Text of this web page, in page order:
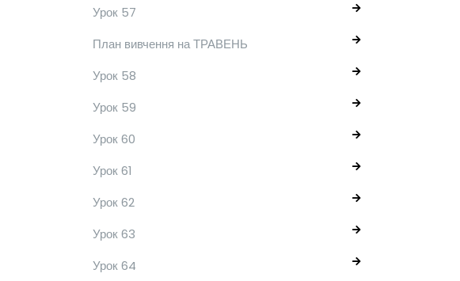
Урок 57
План вивчення на ТРАВЕНЬ
Урок 58
Урок 59
Урок 60
Урок 61
Урок 62
Урок 63
Урок 64